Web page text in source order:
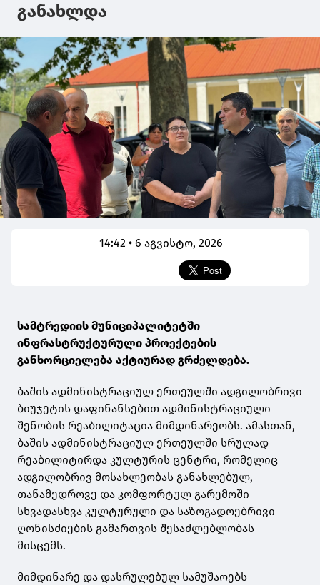
განახლდა
14:42 • 6 აგვისტო, 2026
სამტრედიის მუნიციპალიტეტში
ინფრასტრუქტურული პროექტების
განხორციელება აქტიურად გრძელდება.
ბაშის ადმინისტრაციულ ერთეულში ადგილობრივი
ბიუჯეტის დაფინანსებით ადმინისტრაციული
შენობის რეაბილიტაცია მიმდინარეობს. ამასთან,
ბაშის ადმინისტრაციულ ერთეულში სრულად
რეაბილიტირდა კულტურის ცენტრი, რომელიც
ადგილობრივ მოსახლეობას განახლებულ,
თანამედროვე და კომფორტულ გარემოში
სხვადასხვა კულტურული და საზოგადოებრივი
ღონისძიების გამართვის შესაძლებლობას
მისცემს.
მიმდინარე და დასრულებულ სამუშაოებს